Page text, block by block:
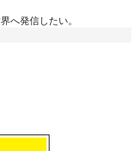
へ発信したい。